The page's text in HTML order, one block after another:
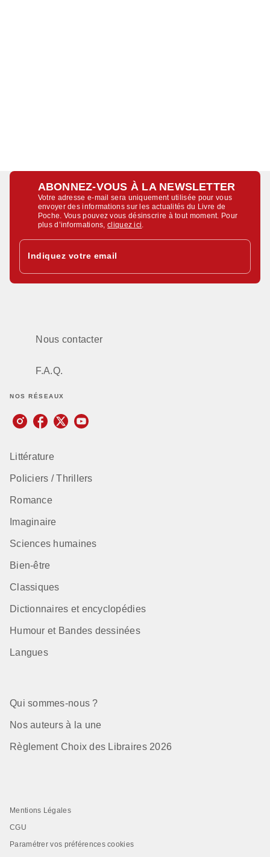
ABONNEZ-VOUS À LA NEWSLETTER
Votre adresse e-mail sera uniquement utilisée pour vous
envoyer des informations sur les actualités du Livre de
Poche. Vous pouvez vous désinscrire à tout moment. Pour
plus d’informations,cliquez ici
Indiquez votre email
Nous contacter
F.A.Q.
NOS RÉSEAUX
Littérature
Policiers / Thrillers
Romance
Imaginaire
Sciences humaines
Bien-être
Classiques
Dictionnaires et encyclopédies
Humour et Bandes dessinées
Langues
Qui sommes-nous ?
Nos auteurs à la une
Règlement Choix des Libraires 2026
Mentions Légales
CGU
Paramétrer vos préférences cookies